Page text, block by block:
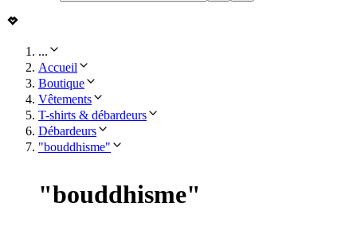
...
Accueil
Boutique
Vêtements
T-shirts & débardeurs
Débardeurs
"bouddhisme"
"bouddhisme"